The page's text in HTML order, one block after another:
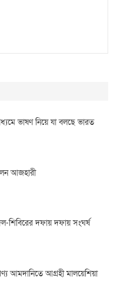
ভাষণ নিয়ে যা বলছে ভারত
আজহারী
শিবিরের দফায় দফায় সংঘর্ষ
আমদানিতে আগ্রহী মালয়েশিয়া